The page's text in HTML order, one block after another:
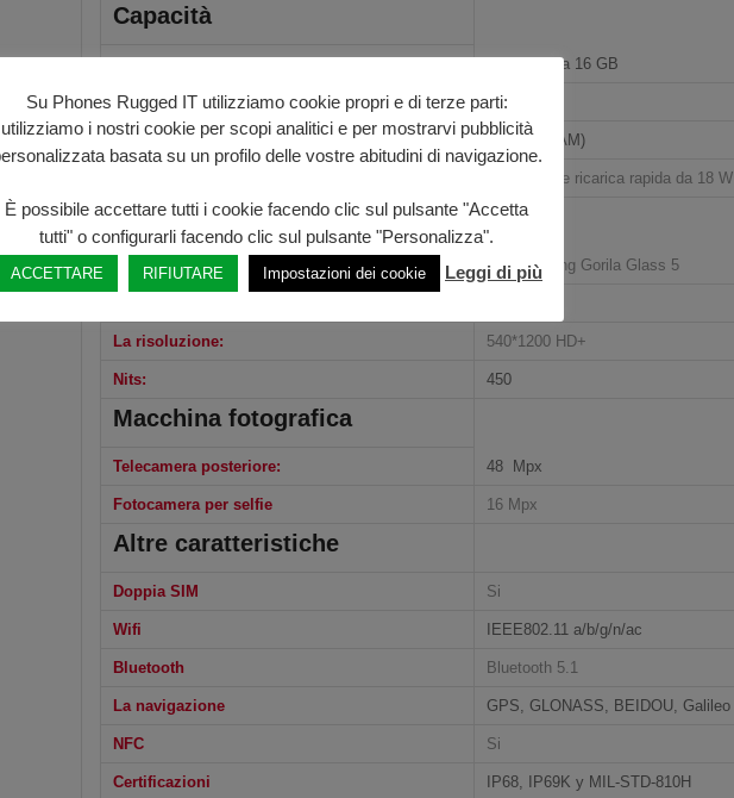
Capacità
RAM: 8 GB Fino a 16 GB
ROM: 256 GB
Estendibile: Si (Solo RAM)
3880 mAh e ricarica rapida da 18 W
Schermo
Il formato: 4.3″ Corning Gorila Glass 5
La risoluzione: 540*1200 HD+
Nits: 450
Macchina fotografica
Telecamera posteriore: 48 Mpx
Fotocamera per selfie 16 Mpx
Altre caratteristiche
Doppia SIM Si
Wifi IEEE802.11 a/b/g/n/ac
Bluetooth Bluetooth 5.1
La navigazione GPS, GLONASS, BEIDOU, Galileo
NFC Si
Certificazioni IP68, IP69K y MIL-STD-810H
Su Phones Rugged IT utilizziamo cookie propri e di terze parti:
utilizziamo i nostri cookie per scopi analitici e per mostrarvi pubblicità
basata su un profilo delle vostre abitudini di navigazione.
È possibile accettare tutti i cookie facendo clic sul pulsante "Accetta
tutti" o configurarli facendo clic sul pulsante "Personalizza".
ACCETTARE RIFIUTARE Impostazioni dei cookie Leggi di più